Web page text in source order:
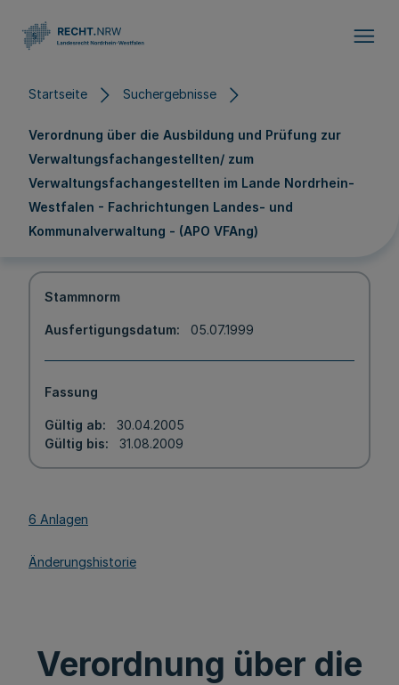
Startseite Suchergebnisse
Verordnung über die Ausbildung und Prüfung zur
Verwaltungsfachangestellten/ zum
Verwaltungsfachangestellten im Lande Nordrhein-
Westfalen - Fachrichtungen Landes- und
Kommunalverwaltung - (APO VFAng)
Stammnorm
Ausfertigungsdatum 05.07.1999
Fassung
Gültig ab
30.04.2005
Gültig bis
31.08.2009
6 Anlagen
Änderungshistorie
Verordnung über die